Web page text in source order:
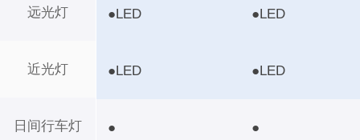
远光灯
近光灯
日间行车灯
●LED ●LED
●LED ●LED
● ●